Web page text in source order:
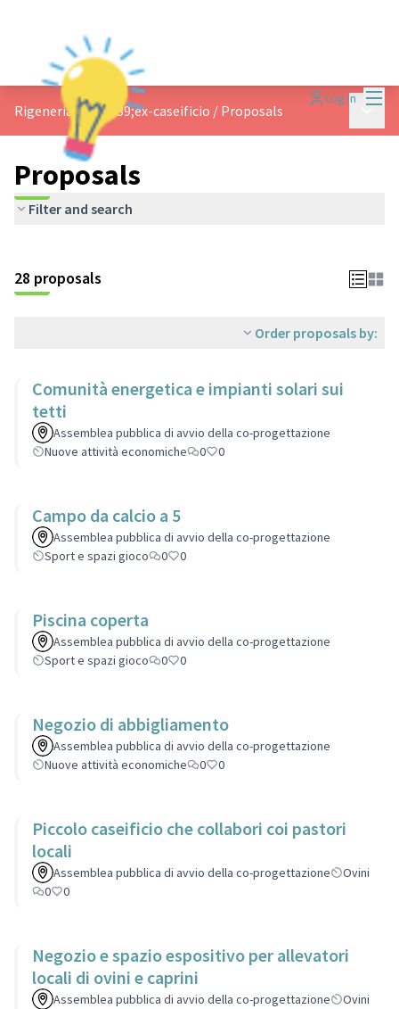
Log in
Rigeneriamo l&#39;ex-caseificio / Proposals Main
Proposals
Filter and search
28 proposals
Order proposals by:
Comunità energetica e impianti solari sui
tetti
Assemblea pubblica di avvio della co-progettazione
Nuove attività economiche
0 0
Campo da calcio a 5
Assemblea pubblica di avvio della co-progettazione
Sport e spazi gioco
0 0
Piscina coperta
Assemblea pubblica di avvio della co-progettazione
Sport e spazi gioco
0 0
Negozio di abbigliamento
Assemblea pubblica di avvio della co-progettazione
Nuove attività economiche
0 0
Piccolo caseificio che collabori coi pastori
locali
Assemblea pubblica di avvio della co-progettazione
Ovini
0
0
Negozio e spazio espositivo per allevatori
locali di ovini e caprini
Assemblea pubblica di avvio della co-progettazione
Ovini